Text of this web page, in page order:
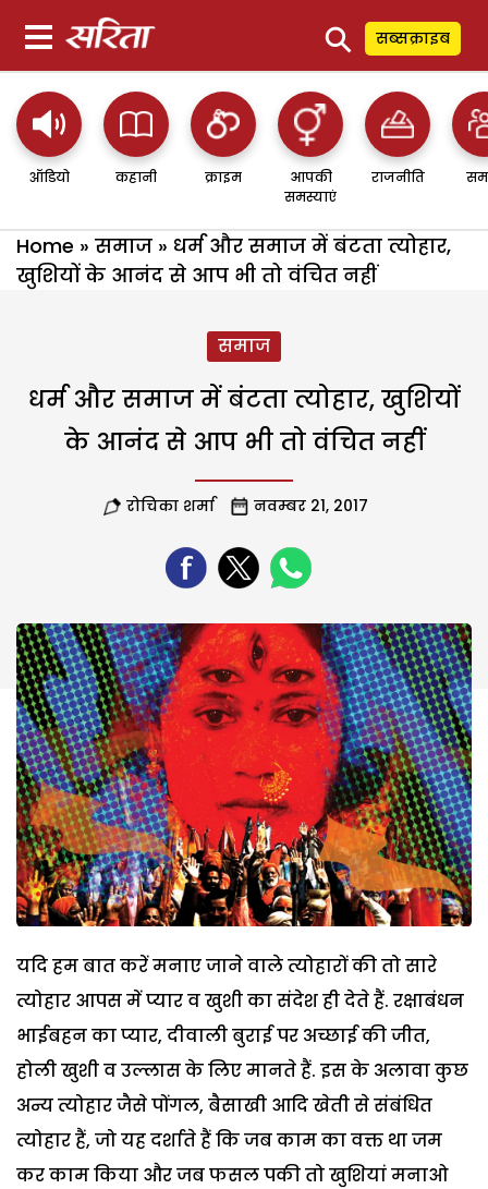
⚲ सब्सक्राइब
ऑडियो कहानी क्राइम
आपकी
समस्याएं
राजनीति
Home » समाज » धर्म और समाज में बंटता त्योहार,
खुशियों के आनंद से आप भी तो वंचित नहीं
समाज
धर्म और समाज में बंटता त्योहार, खुशियों
के आनंद से आप भी तो वंचित नहीं
रोचिका शर्मा नवम्बर 21, 2017
यदि हम बात करें मनाए जाने वाले त्योहारों की तो सारे
त्योहार आपस में प्यार व खुशी का संदेश ही देते हैं. रक्षाबंधन
भाईबहन का प्यार, दीवाली बुराई पर अच्छाई की जीत,
होली खुशी व उल्लास के लिए मानते हैं. इस के अलावा कुछ
अन्य त्योहार जैसे पोंगल, बैसाखी आदि खेती से संबंधित
त्योहार हैं, जो यह दर्शाते हैं कि जब काम का वक्त था जम
कर काम किया और जब फसल पकी तो खुशियां मनाओ